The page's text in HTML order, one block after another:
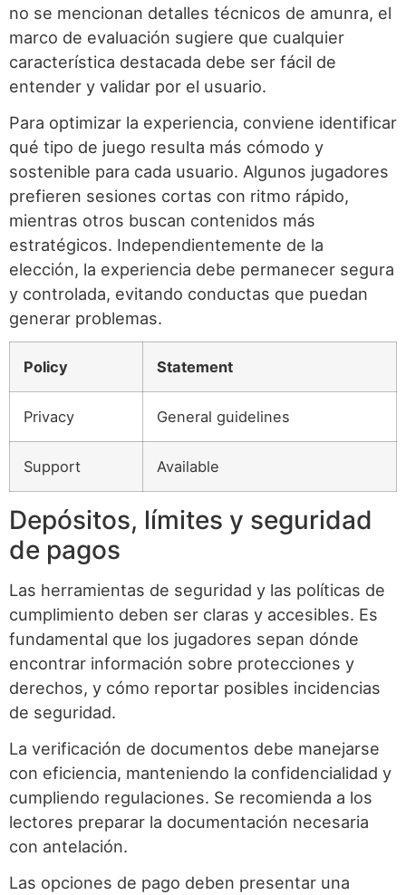
no se mencionan detalles técnicos de amunra, el
marco de evaluación sugiere que cualquier
característica destacada debe ser fácil de
entender y validar por el usuario.
Para optimizar la experiencia, conviene identificar
qué tipo de juego resulta más cómodo y
sostenible para cada usuario. Algunos jugadores
prefieren sesiones cortas con ritmo rápido,
mientras otros buscan contenidos más
estratégicos. Independientemente de la
elección, la experiencia debe permanecer segura
y controlada, evitando conductas que puedan
generar problemas.
Policy Statement
Privacy General guidelines
Support Available
Depósitos, límites y seguridad
de pagos
Las herramientas de seguridad y las políticas de
cumplimiento deben ser claras y accesibles. Es
fundamental que los jugadores sepan dónde
encontrar información sobre protecciones y
derechos, y cómo reportar posibles incidencias
de seguridad.
La verificación de documentos debe manejarse
con eficiencia, manteniendo la confidencialidad y
cumpliendo regulaciones. Se recomienda a los
lectores preparar la documentación necesaria
con antelación.
Las opciones de pago deben presentar una